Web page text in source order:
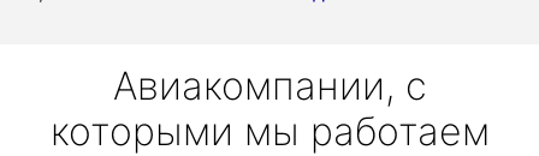
Авиакомпании, с
которыми мы работаем